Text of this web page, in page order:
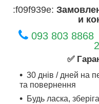
:f09f939e:
и
093 803 8868
✅
30 днів / дней на
та повернення
Будь ласка,